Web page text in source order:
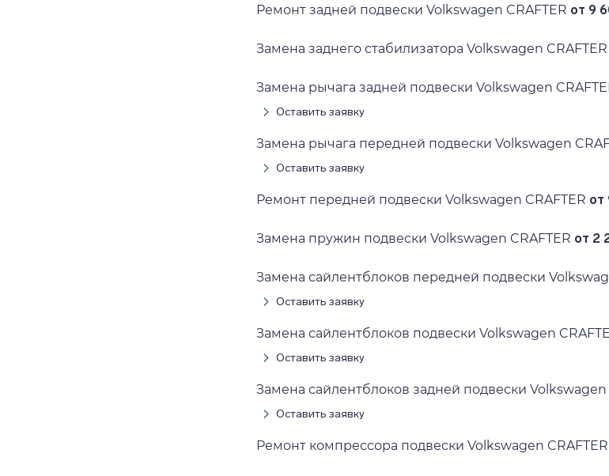
Ремонт задней подвески Volkswagen CRAFTER от 9
Замена заднего стабилизатора Volkswagen CRAFTER
Замена рычага задней подвески Volkswagen
Оставить заявку
Замена рычага передней подвески Volkswagen
Оставить заявку
Ремонт передней подвески Volkswagen CRAFTER от
Замена пружин подвески Volkswagen CRAFTER от 2
Замена сайлентблоков передней подвески
Оставить заявку
Замена сайлентблоков подвески Volkswagen
Оставить заявку
Замена сайлентблоков задней подвески Volkswagen
Оставить заявку
Ремонт компрессора подвески Volkswagen CRAFTER